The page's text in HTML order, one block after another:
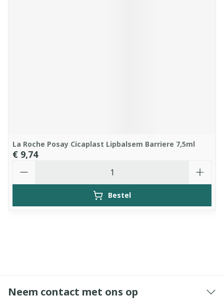
La Roche Posay Cicaplast Lipbalsem Barriere 7,5ml
€ 9,74
Bestel
Neem contact met ons op